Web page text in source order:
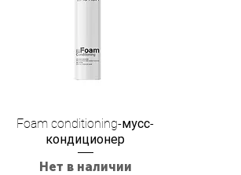
Foam conditioning-мусс-
кондиционер
Нет в наличии